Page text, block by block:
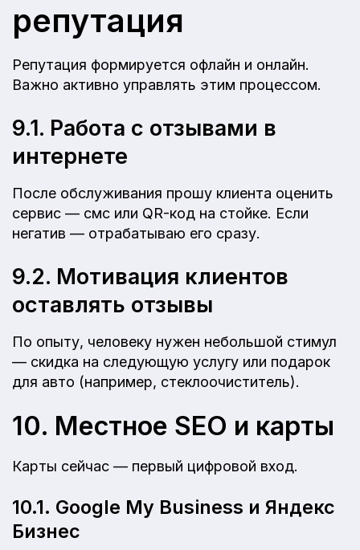
репутация
Репутация формируется офлайн и онлайн.
Важно активно управлять этим процессом.
9.1. Работа с отзывами в
интернете
После обслуживания прошу клиента оценить
сервис — смс или QR-код на стойке. Если
негатив — отрабатываю его сразу.
9.2. Мотивация клиентов
оставлять отзывы
По опыту, человеку нужен небольшой стимул
— скидка на следующую услугу или подарок
для авто (например, стеклоочиститель).
10. Местное SEO и карты
Карты сейчас — первый цифровой вход.
10.1. Google My Business и Яндекс
Бизнес